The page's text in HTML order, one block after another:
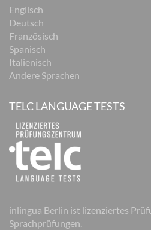
Englisch
Deutsch
Französisch
Spanisch
Italienisch
Andere Sprachen
TELC LANGUAGE TESTS
inlingua Berlin ist lizenziertes
Sprachprüfungen.